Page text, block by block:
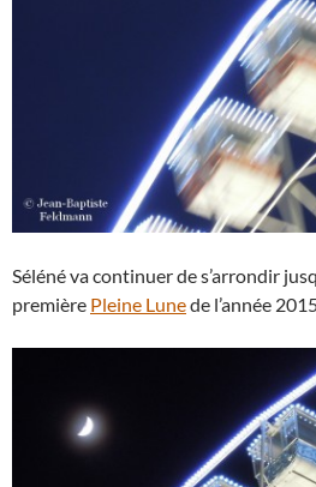
Séléné va continuer de s’arrondir
première Pleine Lunede l’année